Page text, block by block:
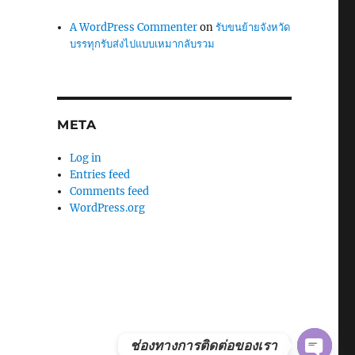
A WordPress Commenteronรับขนย้ายจังหวัด
บรรทุกรับส่งไปแบบเหมากลับรวม
META
Log in
Entries feed
Comments feed
WordPress.org
ช่องทางการติดต่อของเรา
OPEN